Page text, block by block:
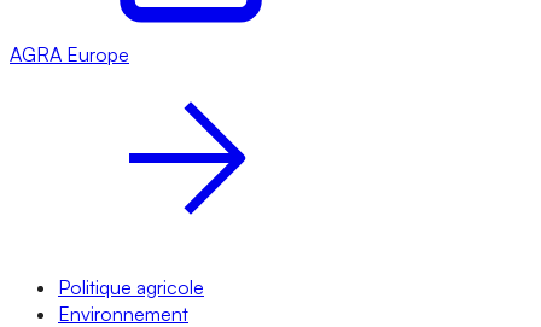
AGRA Europe
Politique agricole
Environnement